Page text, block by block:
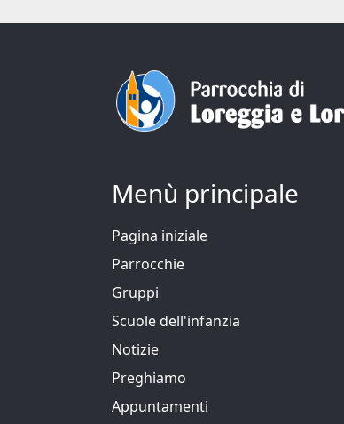
Menù principale
Pagina iniziale
Parrocchie
Gruppi
Scuole dell'infanzia
Notizie
Preghiamo
Appuntamenti